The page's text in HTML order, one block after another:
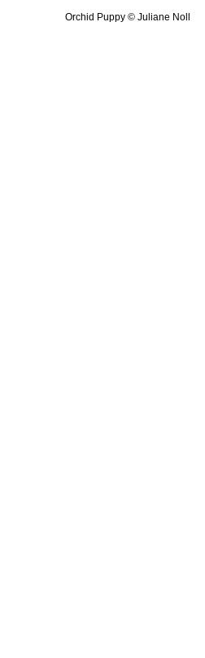
Orchid Puppy © Juliane Noll